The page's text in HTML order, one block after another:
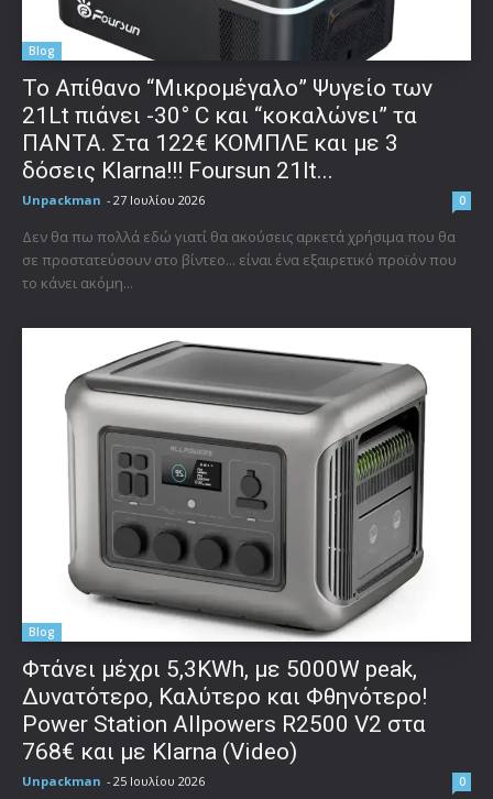
Blog
Το Απίθανο “Μικρομέγαλο” Ψυγείο των
21Lt πιάνει -30° C και “κοκαλώνει” τα
ΠΑΝΤΑ. Στα 122€ ΚΟΜΠΛΕ και με 3
δόσεις Klarna!!! Foursun 21lt...
Unpackman - 27 Ιουλίου 2026 0
Δεν θα πω πολλά εδώ γιατί θα ακούσεις αρκετά χρήσιμα που θα
σε προστατεύσουν στο βίντεο... είναι ένα εξαιρετικό προϊόν που
το κάνει ακόμη...
Blog
Φτάνει μέχρι 5,3KWh, με 5000W peak,
Δυνατότερο, Καλύτερο και Φθηνότερο!
Power Station Allpowers R2500 V2 στα
768€ και με Klarna (Video)
Unpackman - 25 Ιουλίου 2026 0